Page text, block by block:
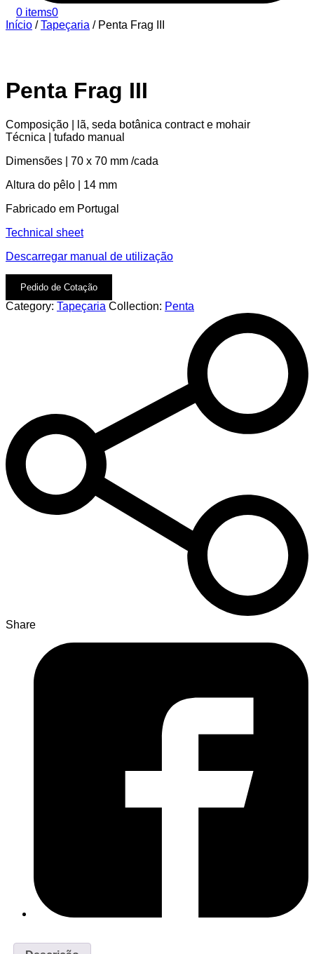
0 items0
Início /Tapeçaria / Penta Frag III
Penta Frag III
Composição | lã, seda botânica contract e mohair
Técnica | tufado manual
Dimensões | 70 x 70 mm /cada
Altura do pêlo | 14 mm
Fabricado em Portugal
Technical sheet
Descarregar manual de utilização
Pedido de Cotação
Category: Tapeçaria Collection: Penta
Share